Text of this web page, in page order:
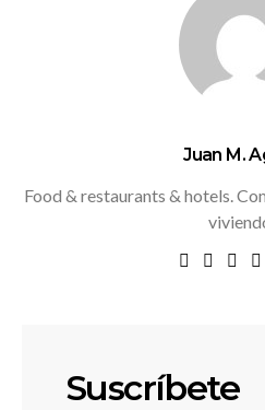
Juan M.
Food & restaurants & hotels.
Suscríbete